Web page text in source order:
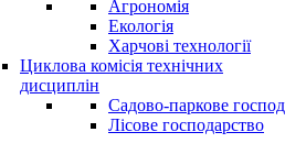
Агрономія
Екологія
Харчові технології
Циклова комісія технічних
дисциплін
Садово-паркове
Лісове господарство